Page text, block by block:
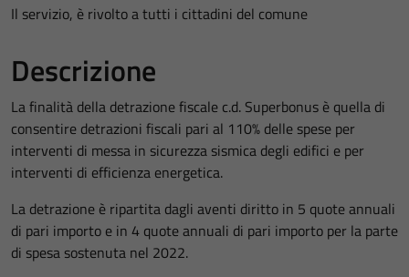
Il servizio, è rivolto a tutti i cittadini del comune
Descrizione
La finalità della detrazione fiscale c.d. Superbonus è quella di
consentire detrazioni fiscali pari al 110% delle spese per
interventi di messa in sicurezza sismica degli edifici e per
interventi di efficienza energetica.
La detrazione è ripartita dagli aventi diritto in 5 quote annuali
di pari importo e in 4 quote annuali di pari importo per la parte
di spesa sostenuta nel 2022.